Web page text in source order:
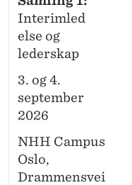
Interimled
else og
lederskap
3. og 4.
september
2026
NHH Campus
Oslo,
Drammensvei